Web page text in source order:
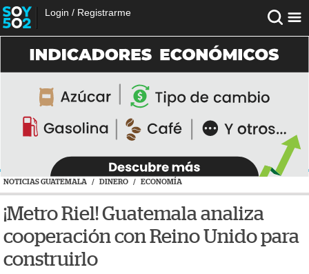
Login / Registrarme
NOTICIAS GUATEMALA / DINERO / ECONOMÍA
¡Metro Riel! Guatemala analiza
cooperación con Reino Unido para
construirlo